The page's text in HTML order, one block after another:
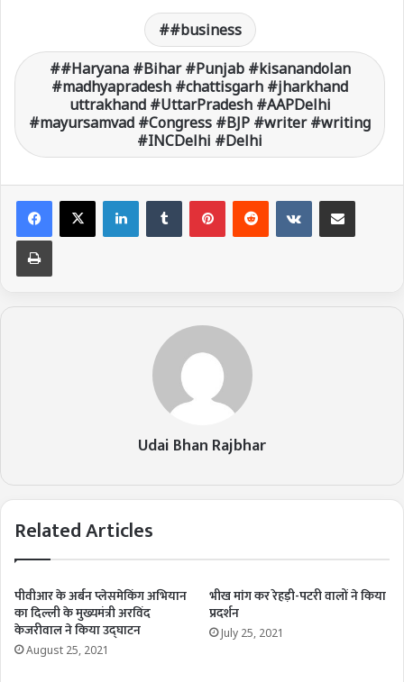
#business
#Haryana #Bihar #Punjab #kisanandolan
#madhyapradesh #chattisgarh #jharkhand
uttrakhand #UttarPradesh #AAPDelhi
#mayursamvad #Congress #BJP #writer #writing
#INCDelhi #Delhi
LinkedIn VKontakte
Udai Bhan Rajbhar
Related Articles
पीवीआर के अर्बन प्लेसमेकिंग अभियान
का दिल्ली के मुख्यमंत्री अरविंद
केजरीवाल ने किया उद्घाटन
August 25, 2021
भीख मांग कर रेहड़ी-पटरी वालों ने किया
प्रदर्शन
July 25, 2021